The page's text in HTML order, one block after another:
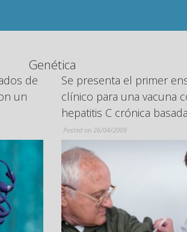
Genética
la
ADN
Identifican el primer
riesgo genético de los
partir de los 65 años
Posted on 03/02/2009